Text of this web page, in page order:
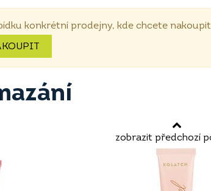
konkrétní prodejny, kde chcete
zobrazit předchozí